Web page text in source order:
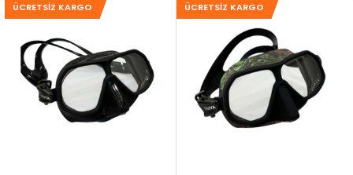
ÜCRETSIZ KARGO ÜCRETSIZ KARGO